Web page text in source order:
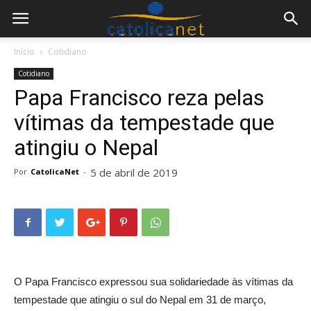
Início Cotidiano
Cotidiano
Papa Francisco reza pelas
vítimas da tempestade que
atingiu o Nepal
Por CatolicaNet - 5 de abril de 2019
O Papa Francisco expressou sua solidariedade às vítimas da
tempestade que atingiu o sul do Nepal em 31 de março,